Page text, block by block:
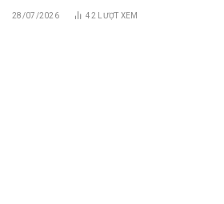
28/07/2026 42 LƯỢT XEM